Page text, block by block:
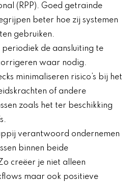
(RPP). Goed getrainde
beter hoe zij systemen
gebruiken.
periodiek de aansluiting te
waar nodig.
minimaliseren risico’s bij het
of andere
zoals het ter beschikking
verantwoord ondernemen
binnen beide
creëer je niet alleen
maar ook positieve